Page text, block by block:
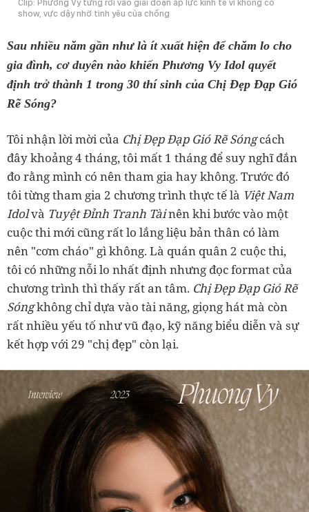
Clip: Phương Vy từng rơi vào giai đoạn áp lực kinh tế vì không có
show, vực dậy nhờ tình yêu của chồng
Sau nhiều năm gần như là ít xuất hiện để chăm lo cho
gia đình, cơ duyên nào khiến Phương Vy Idol quyết
định trở thành 1 trong 30 thí sinh của Chị Đẹp Đạp Gió
Rẽ Sóng?
Tôi nhận lời mời của Chị Đẹp Đạp Gió Rẽ Sóngcách
đây khoảng 4 tháng, tôi mất 1 tháng để suy nghĩ đắn
đo rằng mình có nên tham gia hay không. Trước đó
tôi từng tham gia 2 chương trình thực tế là Việt Nam
Idolvà Tuyệt Đỉnh Tranh Tàinên khi bước vào một
cuộc thi mới cũng rất lo lắng liệu bản thân có làm
nên "cơm cháo" gì không. Là quán quân 2 cuộc thi,
tôi có những nỗi lo nhất định nhưng đọc format của
chương trình thì thấy rất an tâm. Chị Đẹp Đạp Gió Rẽ
Sóngkhông chỉ dựa vào tài năng, giọng hát mà còn
rất nhiều yếu tố như vũ đạo, kỹ năng biểu diễn và sự
kết hợp với 29 "chị đẹp" còn lại.